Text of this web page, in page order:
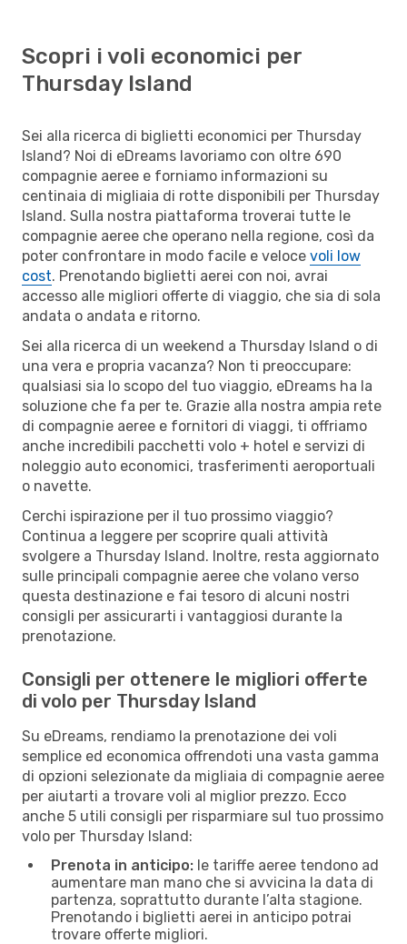
Scopri i voli economici per
Thursday Island
Sei alla ricerca di biglietti economici per Thursday
Island? Noi di eDreams lavoriamo con oltre 690
compagnie aeree e forniamo informazioni su
centinaia di migliaia di rotte disponibili per Thursday
Island. Sulla nostra piattaforma troverai tutte le
compagnie aeree che operano nella regione, così da
poter confrontare in modo facile e veloce voli low
cost. Prenotando biglietti aerei con noi, avrai
accesso alle migliori offerte di viaggio, che sia di sola
andata o andata e ritorno.
Sei alla ricerca di un weekend a Thursday Island o di
una vera e propria vacanza? Non ti preoccupare:
qualsiasi sia lo scopo del tuo viaggio, eDreams ha la
soluzione che fa per te. Grazie alla nostra ampia rete
di compagnie aeree e fornitori di viaggi, ti offriamo
anche incredibili pacchetti volo + hotel e servizi di
noleggio auto economici, trasferimenti aeroportuali
o navette.
Cerchi ispirazione per il tuo prossimo viaggio?
Continua a leggere per scoprire quali attività
svolgere a Thursday Island. Inoltre, resta aggiornato
sulle principali compagnie aeree che volano verso
questa destinazione e fai tesoro di alcuni nostri
consigli per assicurarti i vantaggiosi durante la
prenotazione.
Consigli per ottenere le migliori offerte
di volo per Thursday Island
Su eDreams, rendiamo la prenotazione dei voli
semplice ed economica offrendoti una vasta gamma
di opzioni selezionate da migliaia di compagnie aeree
per aiutarti a trovare voli al miglior prezzo. Ecco
anche 5 utili consigli per risparmiare sul tuo prossimo
volo per Thursday Island:
Prenota in anticipo: le tariffe aeree tendono ad
aumentare man mano che si avvicina la data di
partenza, soprattutto durante l’alta stagione.
Prenotando i biglietti aerei in anticipo potrai
trovare offerte migliori.